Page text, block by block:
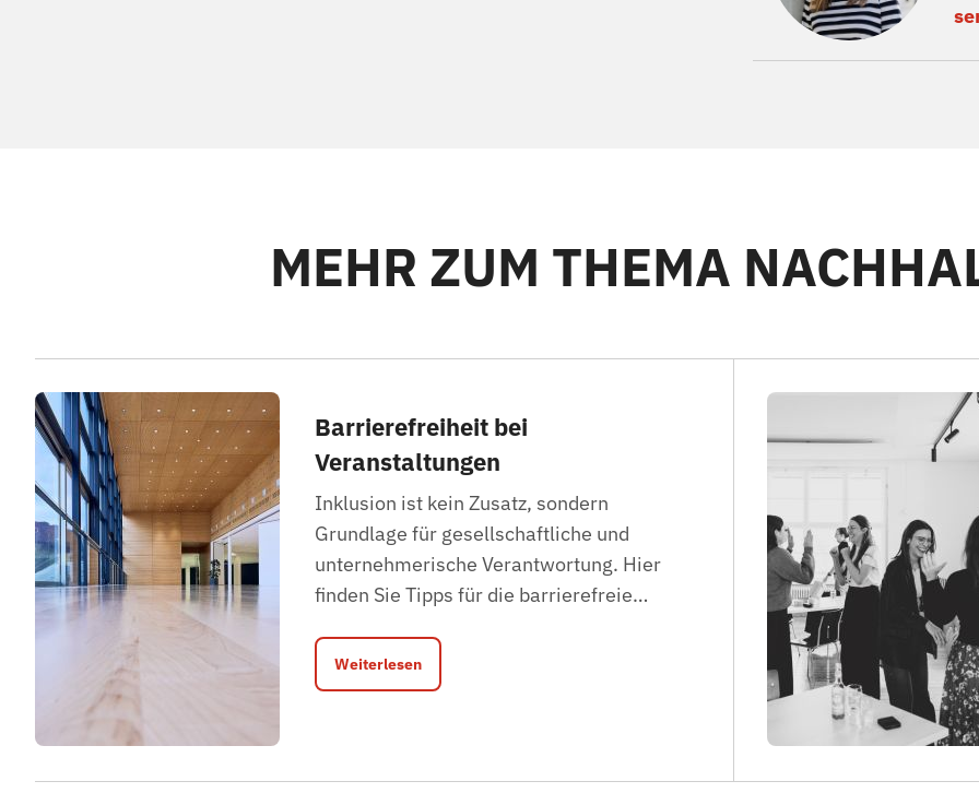
MEHR ZUM THEMA
Barrierefreiheit bei
Veranstaltungen
Inklusion ist kein Zusatz, sondern
Grundlage für gesellschaftliche und
unternehmerische Verantwortung. Hier
finden Sie Tipps für die barrierefreie…
Weiterlesen